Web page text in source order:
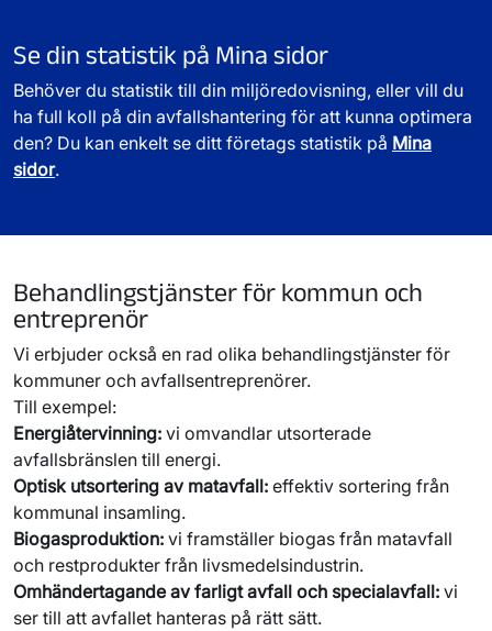
kort
1–
6
Se din statistik på Mina sidor
Behöver du statistik till din miljöredovisning, eller vill du
ha full koll på din avfallshantering för att kunna optimera
den? Du kan enkelt se ditt företags statistik på Mina
sidor.
Behandlingstjänster för kommun och
entreprenör
Vi erbjuder också en rad olika behandlingstjänster för
kommuner och avfallsentreprenörer.
Till exempel:
Energiåtervinning: vi omvandlar utsorterade
avfallsbränslen till energi.
Optisk utsortering av matavfall: effektiv sortering från
kommunal insamling.
Biogasproduktion: vi framställer biogas från matavfall
och restprodukter från livsmedelsindustrin.
Omhändertagande av farligt avfall och specialavfall: vi
ser till att avfallet hanteras på rätt sätt.